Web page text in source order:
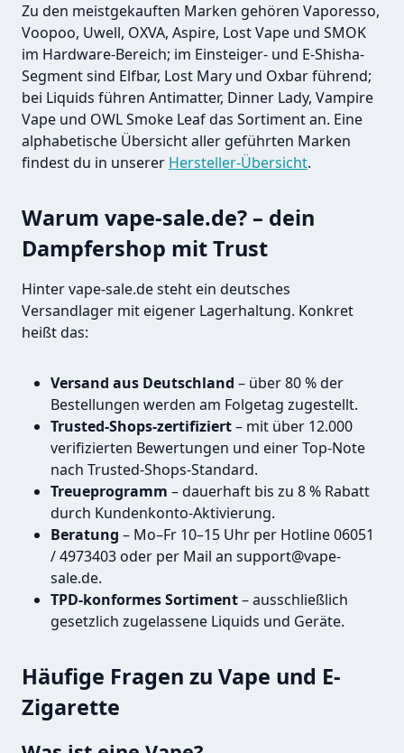
Zu den meistgekauften Marken gehören Vaporesso,
Voopoo, Uwell, OXVA, Aspire, Lost Vape und SMOK
im Hardware-Bereich; im Einsteiger- und E-Shisha-
Segment sind Elfbar, Lost Mary und Oxbar führend;
bei Liquids führen Antimatter, Dinner Lady, Vampire
Vape und OWL Smoke Leaf das Sortiment an. Eine
alphabetische Übersicht aller geführten Marken
findest du in unserer Hersteller-Übersicht.
Warum vape-sale.de? – dein
Dampfershop mit Trust
Hinter vape-sale.de steht ein deutsches
Versandlager mit eigener Lagerhaltung. Konkret
heißt das:
Versand aus Deutschland – über 80 % der
Bestellungen werden am Folgetag zugestellt.
Trusted-Shops-zertifiziert– mit über 12.000
verifizierten Bewertungen und einer Top-Note
nach Trusted-Shops-Standard.
Treueprogramm – dauerhaft bis zu 8 % Rabatt
durch Kundenkonto-Aktivierung.
Beratung – Mo–Fr 10–15 Uhr per Hotline 06051
/ 4973403 oder per Mail an support@vape-
sale.de.
TPD-konformes Sortiment– ausschließlich
gesetzlich zugelassene Liquids und Geräte.
Häufige Fragen zu Vape und E-
Zigarette